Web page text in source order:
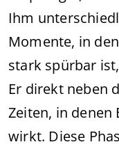
Ihm
Momente, in
stark spürbar
Er direkt neben
Zeiten, in denen
wirkt. Diese